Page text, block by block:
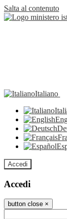
Salta al contenuto
Italiano
Accedi
Accedi
button close ×